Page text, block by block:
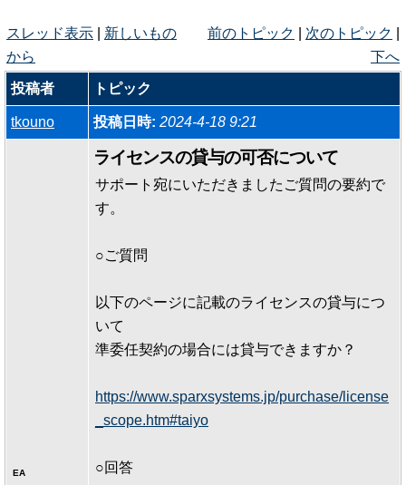
スレッド表示
新しいもの
から
前のトピック 次のトピック
下へ
投稿者 トピック
tkouno 投稿日時: 2024-4-18 9:21
EA
ライセンスの貸与の可否について
サポート宛にいただきましたご質問の要約で
す。
○ご質問
以下のページに記載のライセンスの貸与につ
いて
準委任契約の場合には貸与できますか？
https://www.sparxsystems.jp/purchase/license
_scope.htm#taiyo
○回答